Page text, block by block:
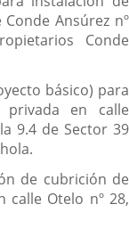
Ansúrez nº
Conde
básico) para
privada en calle
9.4 de Sector 39
de cubrición de
Otelo nº 28,